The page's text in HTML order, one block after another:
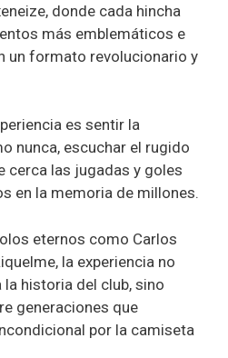
donde cada hincha
más emblemáticos e
un formato revolucionario y
es sentir la
nunca, escuchar el rugido
cerca las jugadas y goles
en la memoria de millones.
eternos como Carlos
la experiencia no
historia del club, sino
generaciones que
por la camiseta